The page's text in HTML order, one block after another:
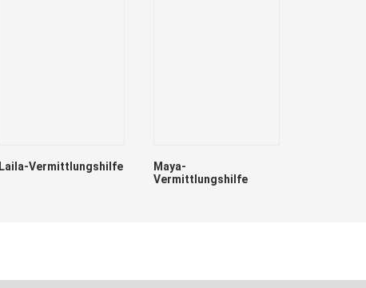
Laila-Vermittlungshilfe
Maya-
Vermittlungshilfe